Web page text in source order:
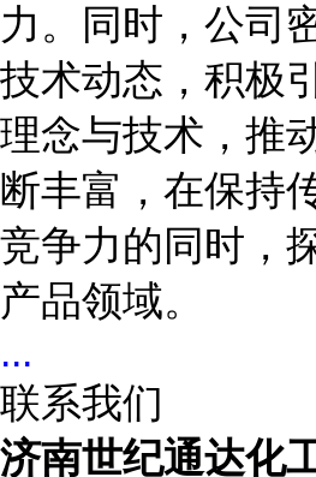
力。同时，公司
技术动态，积极
理念与技术，推
断丰富，在保持
竞争力的同时，
产品领域。
...
联系我们
济南世纪通达化